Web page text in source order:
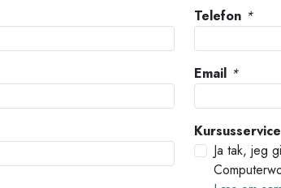
Telefon *
Email *
Kursusservice
Ja tak, jeg